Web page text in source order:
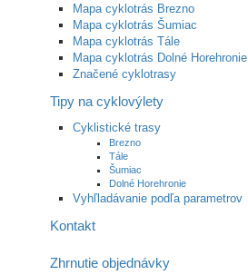
Mapa cyklotrás Brezno
Mapa cyklotrás Šumiac
Mapa cyklotrás Tále
Mapa cyklotrás Dolné Horehronie
Značené cyklotrasy
Tipy na cyklovýlety
Cyklistické trasy
Brezno
Tále
Šumiac
Dolné Horehronie
Vyhľladávanie podľa parametrov
Kontakt
Zhrnutie objednávky